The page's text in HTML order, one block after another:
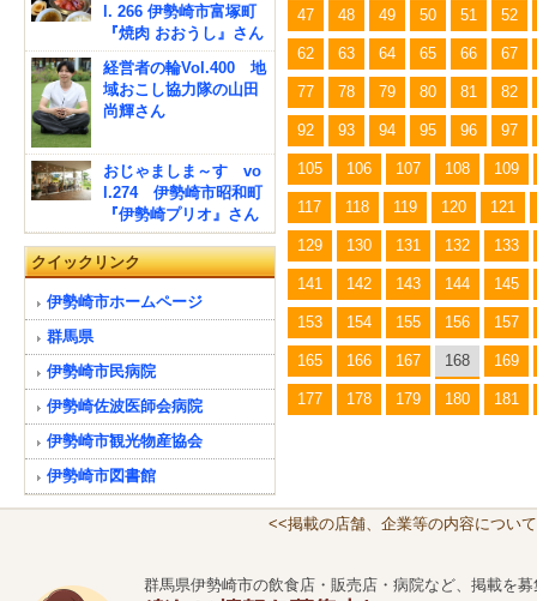
47 48 49 50 51 52
62 63 64 65 66 67
77 78 79 80 81 82
92 93 94 95 96 97
105 106 107 108 109
117 118 119 120 121
129 130 131 132 133
141 142 143 144 145
153 154 155 156 157
165 166 167 168 169
177 178 179 180 181
l. 266 伊勢崎市富塚町
『焼肉 おおうし』さん
経営者の輪Vol.400 地
域おこし協力隊の山田
尚輝さん
おじゃましま～す vo
l.274 伊勢崎市昭和町
『伊勢崎プリオ』さん
クイックリンク
伊勢崎市ホームページ
群馬県
伊勢崎市民病院
伊勢崎佐波医師会病院
伊勢崎市観光物産協会
伊勢崎市図書館
<<掲載の店舗、企業等の内容につい
群馬県伊勢崎市の飲食店・販売店・病院など、掲載を